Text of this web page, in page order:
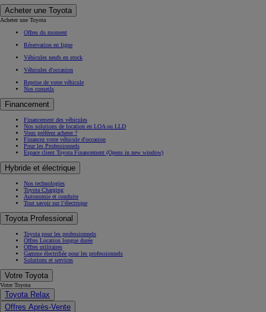
Acheter une Toyota
Acheter une Toyota
Offres du moment
Réservation en ligne
Véhicules neufs en stock
Véhicules d'occasion
Reprise de votre véhicule
Nos conseils
Financement
Financement des véhicules
Nos solutions de location en LOA ou LLD
Vous préférez acheter ?
Financez votre véhicule d'occasion
Pour les Professionnels
Espace client Toyota Financement (Opens in new window)
Hybride et électrique
Nos technologies
Toyota Charging
Autonomie et conduite
Tout savoir sur l’électrique
Toyota Professional
Toyota pour les professionnels
Offres Location longue durée
Offres utilitaires
Gamme électrifiée pour les professionnels
Solutions et services
Votre Toyota
Votre Toyota
Toyota Relax
Offres Après-Vente